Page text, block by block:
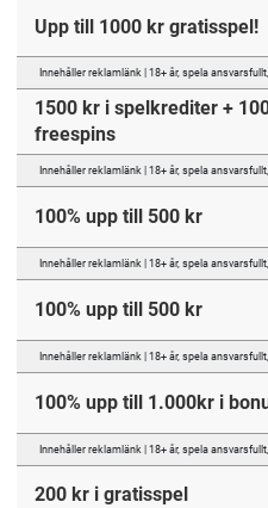
Upp till 1000 kr gratisspel!
Innehåller reklamlänk | 18+ år, spela ansvarsfullt,
1500 kr i spelkrediter +
freespins
Innehåller reklamlänk | 18+ år, spela ansvarsfullt,
100% upp till 500 kr
Innehåller reklamlänk | 18+ år, spela ansvarsfullt,
100% upp till 500 kr
Innehåller reklamlänk | 18+ år, spela ansvarsfullt,
100% upp till 1.000kr i
Innehåller reklamlänk | 18+ år, spela ansvarsfullt,
200 kr i gratisspel